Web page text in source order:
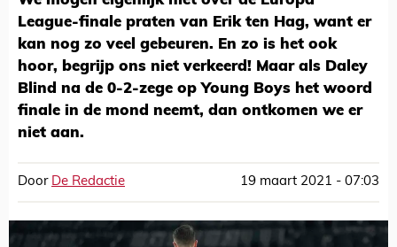
League-finale praten van Erik ten Hag, want er
kan nog zo veel gebeuren. En zo is het ook
hoor, begrijp ons niet verkeerd! Maar als Daley
Blind na de 0-2-zege op Young Boys het woord
finale in de mond neemt, dan ontkomen we er
niet aan.
Door De Redactie 19 maart 2021 - 07:03